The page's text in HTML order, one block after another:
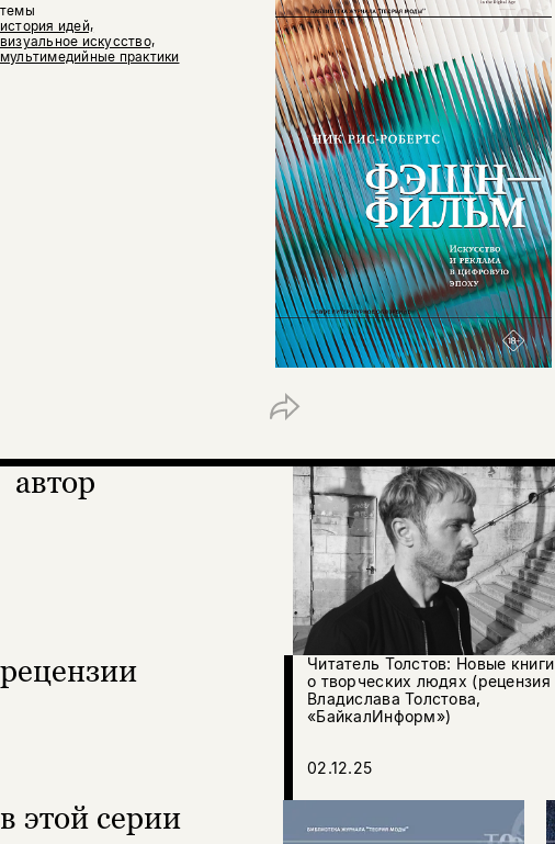
темы
история идей,
визуальное искусство,
мультимедийные практики
автор
рецензии
Читатель Толстов: Новые книги
о творческих людях (рецензия
Владислава Толстова,
«БайкалИнформ»)
02.12.25
в этой серии